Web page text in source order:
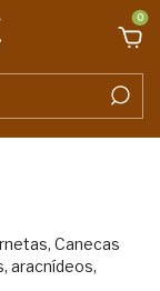
0
Canecas
aracnídeos,